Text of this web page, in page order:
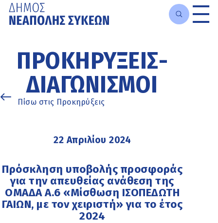
κυρίως
περιεχόμενο
ΠΡΟΚΗΡΎΞΕΙΣ-
ΔΙΑΓΩΝΙΣΜΟΊ
Πίσω στις Προκηρύξεις
22 Απριλίου 2024
Πρόσκληση υποβολής προσφοράς
για την απευθείας ανάθεση της
ΟΜΑΔΑ Α.6 «Μίσθωση ΙΣΟΠΕΔΩΤΗ
ΓΑΙΩΝ, με τον χειριστή» για το έτος
2024